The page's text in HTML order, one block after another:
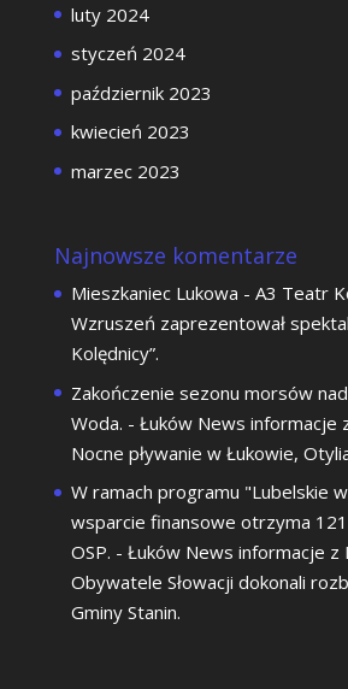
luty 2024
styczeń 2024
październik 2023
kwiecień 2023
marzec 2023
Najnowsze komentarze
Mieszkaniec Lukowa - A3 Teatr
Wzruszeń zaprezentował
Kolędnicy”.
Zakończenie sezonu morsów
Woda. - Łuków News informacje
Nocne pływanie w Łukowie,
W ramach programu "Lubelskie
wsparcie finansowe otrzyma
OSP. - Łuków News informacje z
Obywatele Słowacji dokonali
Gminy Stanin.